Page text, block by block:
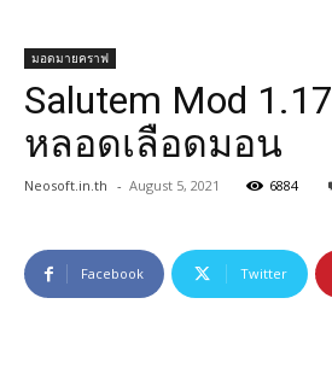
มอดมายคราฟ
Salutem Mod
หลอดเลือดมอน
Neosoft.in.th - August 5, 2021 6884
Facebook Twitter